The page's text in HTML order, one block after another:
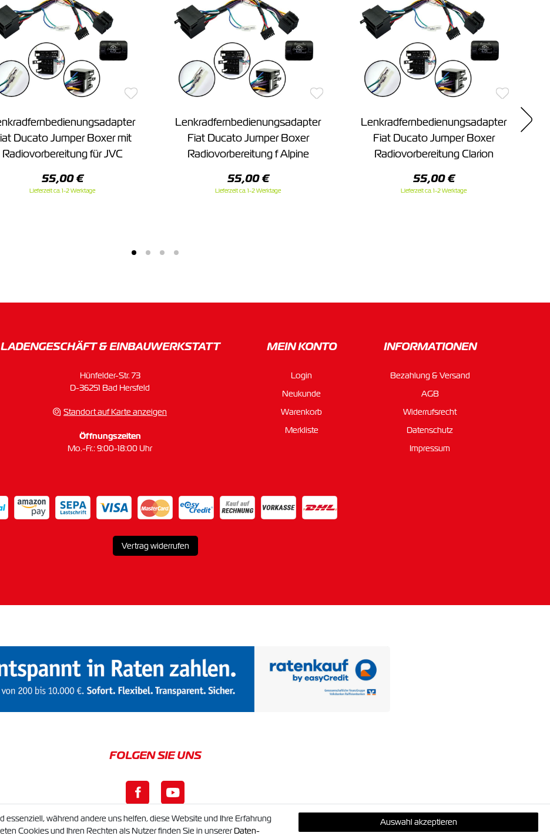
Ducato Jumper Boxer mit
Radiovorbereitung für JVC
55,00 €
Lieferzeit ca. 1-2 Werktage
Lenkradfernbedienungsadapter
Fiat Ducato Jumper Boxer
Radiovorbereitung f Alpine
55,00 €
Lieferzeit ca. 1-2 Werktage
Lenkradfernbedienungsadapter
Fiat Ducato Jumper Boxer
Radiovorbereitung Clarion
55,00 €
Lieferzeit ca. 1-2 Werktage
LADENGESCHÄFT & EINBAU­WERKSTATT
Hünfelder-Str. 73
D-36251 Bad Hersfeld
Standort auf Karte anzeigen
Öffnungszeiten
Mo.-Fr.: 9:00-18:00 Uhr
MEIN KONTO
Login
Neukunde
Warenkorb
Merkliste
INFORMATIONEN
Bezahlung & Versand
AGB
Widerrufsrecht
Datenschutz
Impressum
Vertrag widerrufen
während andere uns helfen, diese Website und Ihre Erfahrung
Cookies und Ihren Rechten als Nutzer finden Sie in unsererDaten­
Auswahl akzeptieren